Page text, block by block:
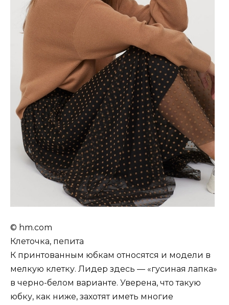
© hm.com
Клеточка, пепита
К принтованным юбкам относятся и модели в
мелкую клетку. Лидер здесь — «гусиная лапка»
в черно-белом варианте. Уверена, что такую
юбку, как ниже, захотят иметь многие